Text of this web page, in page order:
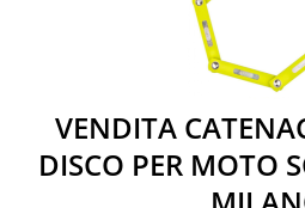
VENDITA
DISCO PER MOTO